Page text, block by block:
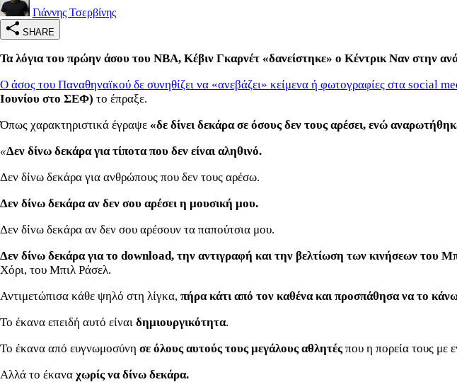
Γιάννης Τσερβίνης
SHARE
Τα λόγια του πρώην άσου του ΝΒΑ, Κέβιν Γκαρνέτ «δανείστηκε» ο Κέντρικ Ναν στην
Ο άσος του Παναθηναϊκού δε συνηθίζει να «ανεβάζει» κείμενα ή φωτογραφίες στα social
Ιουνίου στο ΣΕΦ) το έπραξε.
Όπως χαρακτηριστικά έγραψε «δε δίνει δεκάρα σε όσους δεν τους αρέσει, ενώ
«Δεν δίνω δεκάρα για τίποτα που δεν είναι αληθινό.
Δεν δίνω δεκάρα για ανθρώπους που δεν τους αρέσω.
Δεν δίνω δεκάρα αν δεν σου αρέσει η μουσική μου.
Δεν δίνω δεκάρα αν δεν σου αρέσουν τα παπούτσια μου.
Δεν δίνω δεκάρα για το download, την αντιγραφή και την βελτίωση των κινήσεων του
Χόρι, του Μπιλ Ράσελ.
Αντιμετώπισα κάθε ψηλό στη λίγκα, πήρα κάτι από τον καθένα και προσπάθησα να το
Το έκανα επειδή αυτό είναι δημιουργικότητα.
Το έκανα από ευγνωμοσύνη σε όλους αυτούς τους μεγάλους αθλητέςπου η πορεία τους με
Αλλά το έκανα χωρίς να δίνω δεκάρα.